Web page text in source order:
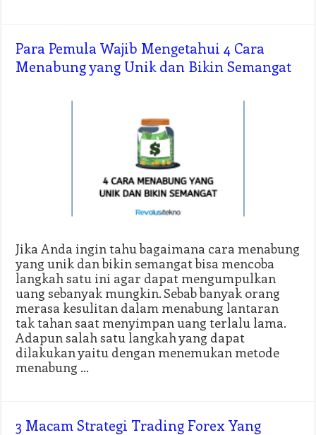
Para Pemula Wajib Mengetahui 4 Cara
Menabung yang Unik dan Bikin Semangat
Jika Anda ingin tahu bagaimana cara menabung
yang unik dan bikin semangat bisa mencoba
langkah satu ini agar dapat mengumpulkan
uang sebanyak mungkin. Sebab banyak orang
merasa kesulitan dalam menabung lantaran
tak tahan saat menyimpan uang terlalu lama.
Adapun salah satu langkah yang dapat
dilakukan yaitu dengan menemukan metode
menabung …
3 Macam Strategi Trading Forex Yang